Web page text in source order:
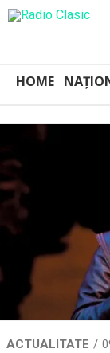
HOME
ACTUALITATE